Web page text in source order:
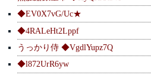
◆EV0X7vG/Uc★
◆4RALeHt2Lppf
うっかり侍 ◆VgdlYupz7Q
◆l872UrR6yw